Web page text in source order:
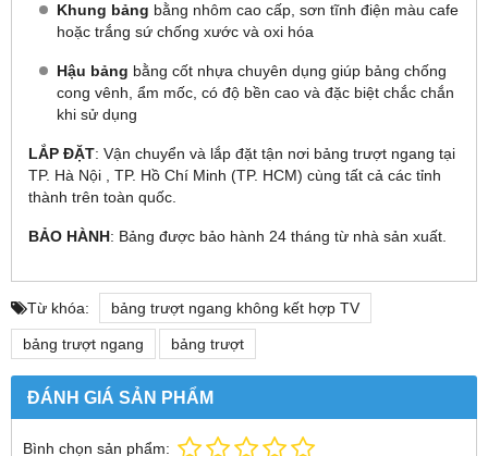
Khung bảng bằng nhôm cao cấp, sơn tĩnh điện màu cafe
hoặc trắng sứ chống xước và oxi hóa
Hậu bảng bằng cốt nhựa chuyên dụng giúp bảng chống
cong vênh, ẩm mốc, có độ bền cao và đặc biệt chắc chắn
khi sử dụng
LẮP ĐẶT: Vận chuyển và lắp đặt tận nơi bảng trượt ngang tại
TP. Hà Nội , TP. Hồ Chí Minh (TP. HCM) cùng tất cả các tỉnh
thành trên toàn quốc.
BẢO HÀNH: Bảng được bảo hành 24 tháng từ nhà sản xuất.
Từ khóa: bảng trượt ngang không kết hợp TV
bảng trượt ngang bảng trượt
ĐÁNH GIÁ SẢN PHẨM
Bình chọn sản phẩm: